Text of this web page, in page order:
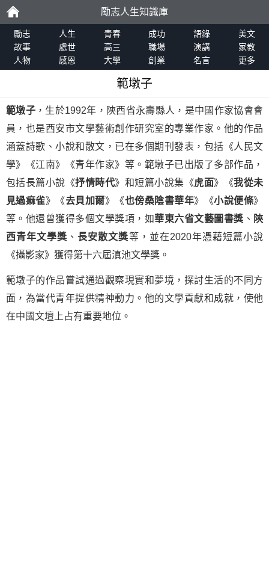
勵
志
勵志人生知識庫
勵志 人生 青春 成功 語錄
美文
故事
處世 高三 職場 演講
家教
人物
感恩 大學 創業 名言 更多
範墩子
範墩子 ，生於1992年，陝西省永壽縣人，是中國作家協會會
員，也是西安市文學藝術創作研究室的專業作家。他的作品
涵蓋詩歌、小說和散文，已在多個期刊發表，包括《人民文
學》《江南》《青年作家》等。範墩子已出版了多部作品，
包括長篇小說《抒情時代》和短篇小說集《虎面》《我從未
見過痲雀》《去貝加爾》《也傍桑陰書華年》《小說便條》
等。他還曾獲得多個文學獎項，如華東六省文藝圖書獎 、 陝
西青年文學獎 、長安散文獎等，並在2020年憑藉短篇小說
《攝影家》獲得第十六屆滇池文學獎。
範墩子的作品嘗試通過觀察現實和夢境，探討生活的不同方
面，為當代青年提供精神動力。他的文學貢獻和成就，使他
在中國文壇上占有重要地位。